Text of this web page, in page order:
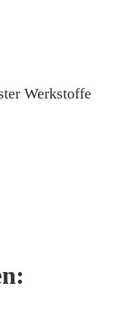
Werkstoffe